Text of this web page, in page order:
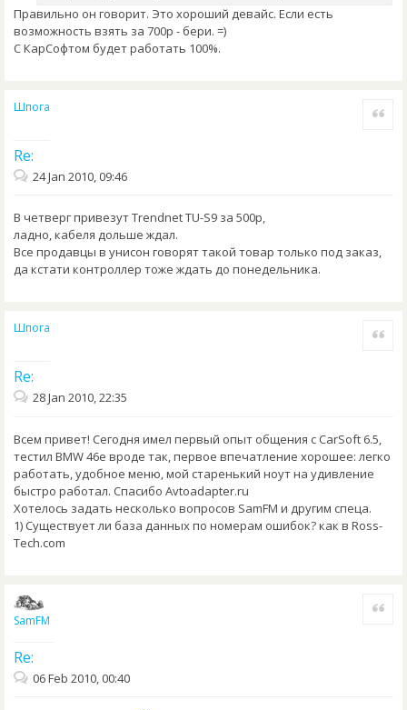
Правильно он говорит. Это хороший девайс. Если есть
возможность взять за 700р - бери. =)
С КарСофтом будет работать 100%.
Шпога
Re:
Quote
24 Jan 2010, 09:46
В четверг привезут Trendnet TU-S9 за 500р,
ладно, кабеля дольше ждал.
Все продавцы в унисон говорят такой товар только под заказ,
да кстати контроллер тоже ждать до понедельника.
Шпога
Re:
Quote
28 Jan 2010, 22:35
Всем привет! Сегодня имел первый опыт общения с CarSoft 6.5,
тестил BMW 46е вроде так, первое впечатление хорошее: легко
работать, удобное меню, мой старенький ноут на удивление
быстро работал. Спасибо Avtoadapter.ru
Хотелось задать несколько вопросов SamFM и другим спеца.
1) Существует ли база данных по номерам ошибок? как в Ross-
Tech.com
SamFM
Re:
Quote
06 Feb 2010, 00:40